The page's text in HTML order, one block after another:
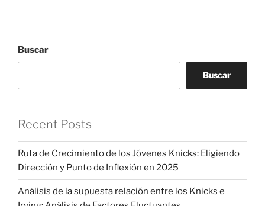
Buscar
Buscar
Recent Posts
Ruta de Crecimiento de los Jóvenes Knicks: Eligiendo
Dirección y Punto de Inflexión en 2025
Análisis de la supuesta relación entre los Knicks e